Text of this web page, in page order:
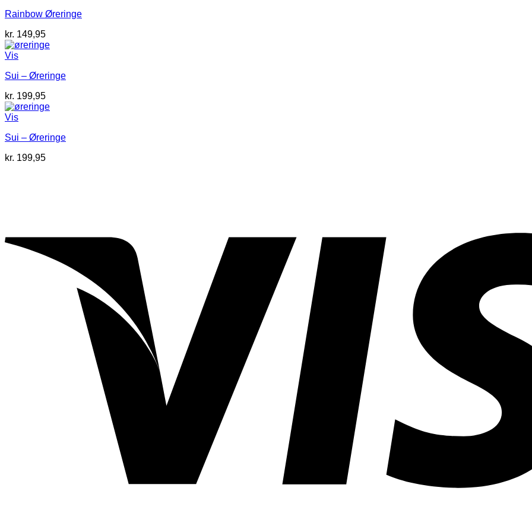
Rainbow Øreringe
kr. 149,95
Vis
Sui – Øreringe
kr. 199,95
Vis
Sui – Øreringe
kr. 199,95